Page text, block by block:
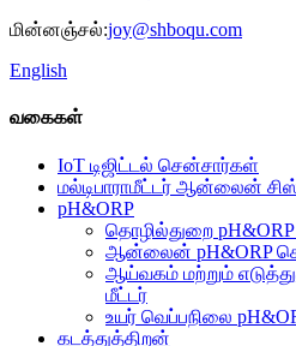
மின்னஞ்சல்:joy@shboqu.com
English
வகைகள்
IoT டிஜிட்டல் சென்சார்கள்
மல்டிபாராமீட்டர் ஆன்லைன்
pH&ORP
தொழில்துறை pH&ORP
ஆன்லைன் pH&ORP
ஆய்வகம் மற்றும்
மீட்டர்
உயர் வெப்பநிலை
கடத்துத்திறன்